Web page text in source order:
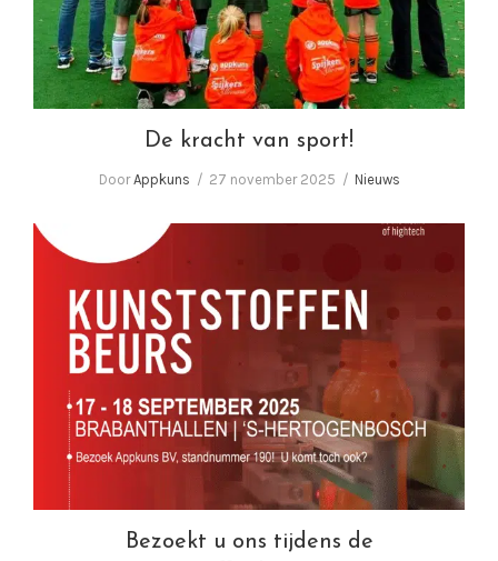
De kracht van sport!
DoorAppkuns 27 november 2025 Nieuws
Bezoekt u ons tijdens de Kunststoffenbeurs
Bezoekt u ons tijdens de